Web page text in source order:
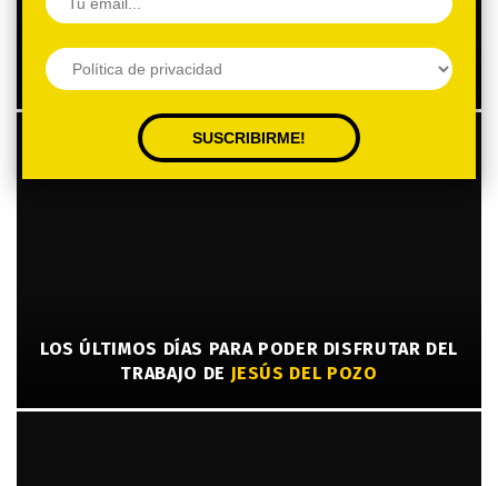
EL ENREDO ÚNICO Y MÁGICO DE AYAKA ITO Y
RANDY CHRUCKSCRIBBLED LINE PEOPLE
LOS ÚLTIMOS DÍAS PARA PODER DISFRUTAR DEL
TRABAJO DE JESÚS DEL POZO